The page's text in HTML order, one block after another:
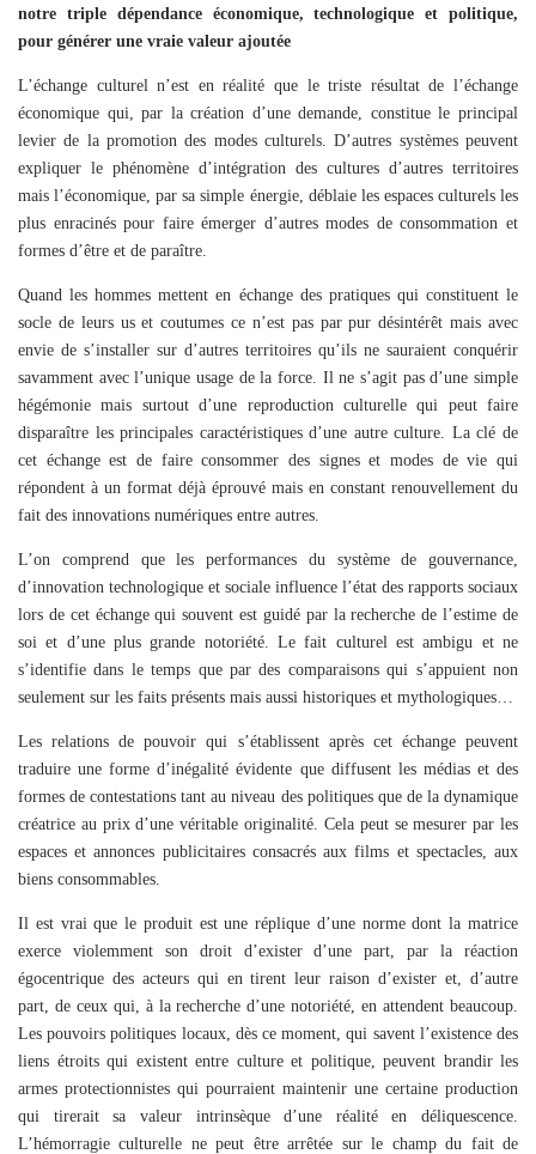
notre triple dépendance économique, technologique et politique,
pour générer une vraie valeur ajoutée
L’échange culturel n’est en réalité que le triste résultat de l’échange
économique qui, par la création d’une demande, constitue le principal
levier de la promotion des modes culturels. D’autres systèmes peuvent
expliquer le phénomène d’intégration des cultures d’autres territoires
mais l’économique, par sa simple énergie, déblaie les espaces culturels les
plus enracinés pour faire émerger d’autres modes de consommation et
formes d’être et de paraître.
Quand les hommes mettent en échange des pratiques qui constituent le
socle de leurs us et coutumes ce n’est pas par pur désintérêt mais avec
envie de s’installer sur d’autres territoires qu’ils ne sauraient conquérir
savamment avec l’unique usage de la force. Il ne s’agit pas d’une simple
hégémonie mais surtout d’une reproduction culturelle qui peut faire
disparaître les principales caractéristiques d’une autre culture. La clé de
cet échange est de faire consommer des signes et modes de vie qui
répondent à un format déjà éprouvé mais en constant renouvellement du
fait des innovations numériques entre autres.
L’on comprend que les performances du système de gouvernance,
d’innovation technologique et sociale influence l’état des rapports sociaux
lors de cet échange qui souvent est guidé par la recherche de l’estime de
soi et d’une plus grande notoriété. Le fait culturel est ambigu et ne
s’identifie dans le temps que par des comparaisons qui s’appuient non
seulement sur les faits présents mais aussi historiques et mythologiques…
Les relations de pouvoir qui s’établissent après cet échange peuvent
traduire une forme d’inégalité évidente que diffusent les médias et des
formes de contestations tant au niveau des politiques que de la dynamique
créatrice au prix d’une véritable originalité. Cela peut se mesurer par les
espaces et annonces publicitaires consacrés aux films et spectacles, aux
biens consommables.
Il est vrai que le produit est une réplique d’une norme dont la matrice
exerce violemment son droit d’exister d’une part, par la réaction
égocentrique des acteurs qui en tirent leur raison d’exister et, d’autre
part, de ceux qui, à la recherche d’une notoriété, en attendent beaucoup.
Les pouvoirs politiques locaux, dès ce moment, qui savent l’existence des
liens étroits qui existent entre culture et politique, peuvent brandir les
armes protectionnistes qui pourraient maintenir une certaine production
qui tirerait sa valeur intrinsèque d’une réalité en déliquescence.
L’hémorragie culturelle ne peut être arrêtée sur le champ du fait de